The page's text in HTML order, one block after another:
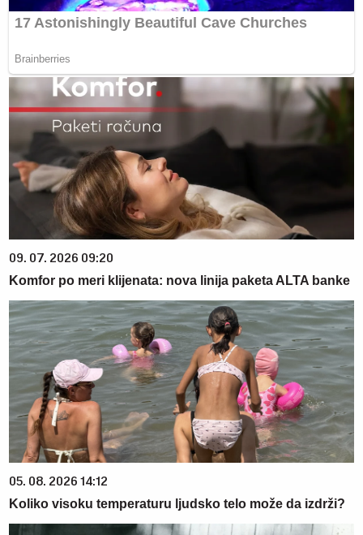
09. 07. 2026 09:20
Komfor po meri klijenata: nova linija paketa ALTA banke
05. 08. 2026 14:12
Koliko visoku temperaturu ljudsko telo može da izdrži?